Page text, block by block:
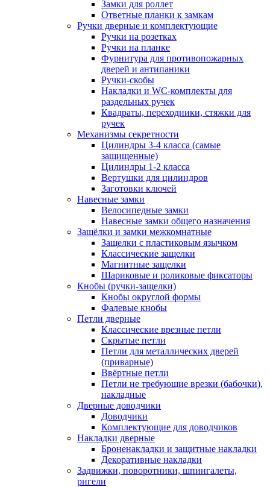
Замки для роллет
Ответные планки к замкам
Ручки дверные и комплектующие
Ручки на розетках
Ручки на планке
Фурнитура для противопожарных
дверей и антипаники
Ручки-скобы
Накладки и WC-комплекты для
раздельных ручек
Квадраты, переходники, стяжки для
ручек
Механизмы секретности
Цилиндры 3-4 класса (самые
защищенные)
Цилиндры 1-2 класса
Вертушки для цилиндров
Заготовки ключей
Навесные замки
Велосипедные замки
Навесные замки общего назначения
Защёлки и замки межкомнатные
Защелки с пластиковым язычком
Классические защелки
Магнитные защелки
Шариковые и роликовые фиксаторы
Кнобы (ручки-защелки)
Кнобы округлой формы
Фалевые кнобы
Петли дверные
Классические врезные петли
Скрытые петли
Петли для металлических дверей
(приварные)
Ввёртные петли
Петли не требующие врезки (бабочки),
накладные
Дверные доводчики
Доводчики
Комплектующие для доводчиков
Накладки дверные
Броненакладки и защитные накладки
Декоративные накладки
Задвижки, поворотники, шпингалеты,
ригели